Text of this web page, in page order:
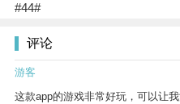
#44#
评论
游客
这款app的游戏非常好玩，可以让我